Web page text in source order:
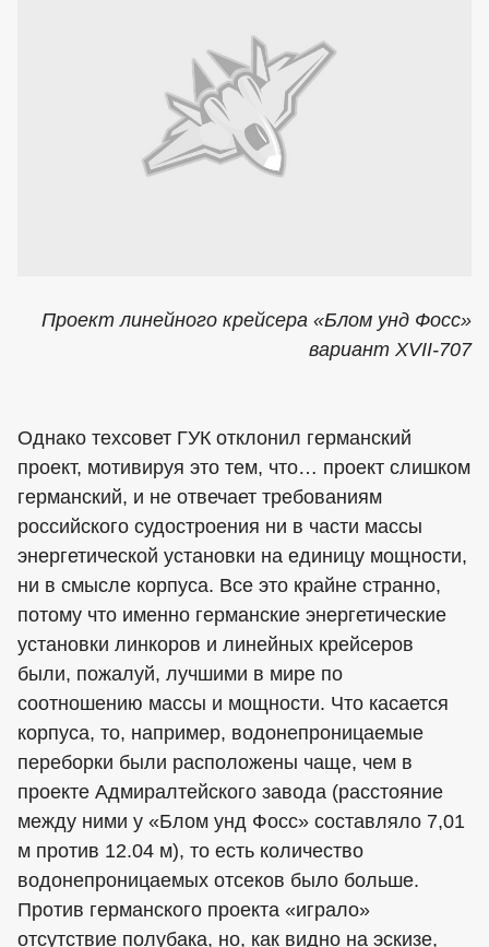
Проект линейного крейсера «Блом унд Фосс»
вариант XVII-707
Однако техсовет ГУК отклонил германский
проект, мотивируя это тем, что… проект слишком
германский, и не отвечает требованиям
российского судостроения ни в части массы
энергетической установки на единицу мощности,
ни в смысле корпуса. Все это крайне странно,
потому что именно германские энергетические
установки линкоров и линейных крейсеров
были, пожалуй, лучшими в мире по
соотношению массы и мощности. Что касается
корпуса, то, например, водонепроницаемые
переборки были расположены чаще, чем в
проекте Адмиралтейского завода (расстояние
между ними у «Блом унд Фосс» составляло 7,01
м против 12.04 м), то есть количество
водонепроницаемых отсеков было больше.
Против германского проекта «играло»
отсутствие полубака, но, как видно на эскизе,